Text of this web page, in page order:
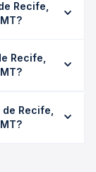
Recife,
podendo
Recife,
em média R$
a empresa, o
Recife,